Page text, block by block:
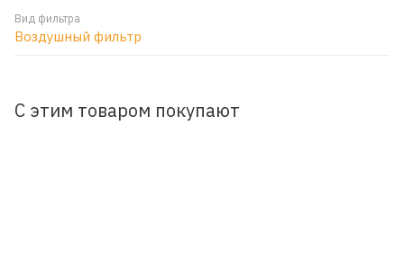
Вид фильтра
Воздушный фильтр
С этим товаром покупают